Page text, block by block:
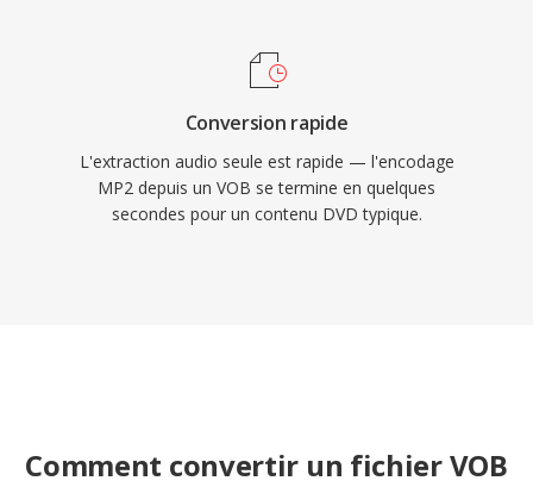
Conversion rapide
L'extraction audio seule est rapide — l'encodage
MP2 depuis un VOB se termine en quelques
secondes pour un contenu DVD typique.
Comment convertir un fichier VOB